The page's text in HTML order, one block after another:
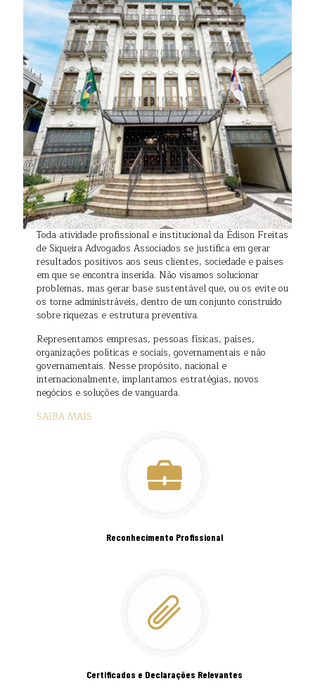
Toda atividade profissional e institucional da Édison Freitas
de Siqueira Advogados Associados se justifica em gerar
resultados positivos aos seus clientes, sociedade e países
em que se encontra inserida. Não visamos solucionar
problemas, mas gerar base sustentável que, ou os evite ou
os torne administráveis, dentro de um conjunto construído
sobre riquezas e estrutura preventiva.
Representamos empresas, pessoas físicas, países,
organizações políticas e sociais, governamentais e não
governamentais. Nesse propósito, nacional e
internacionalmente, implantamos estratégias, novos
negócios e soluções de vanguarda.
SAIBA MAIS
Reconhecimento Profissional
Certificados e Declarações Relevantes